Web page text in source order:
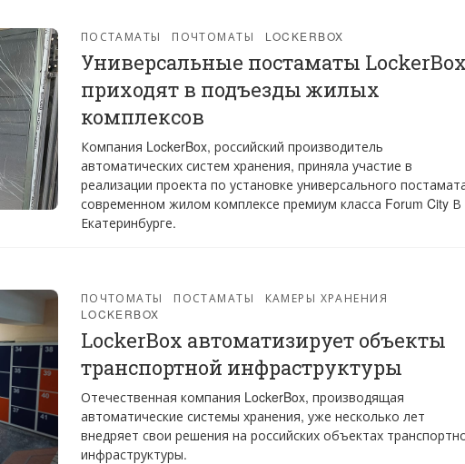
ПОСТАМАТЫ ПОЧТОМАТЫ LOCKERBOX
Универсальные постаматы LockerBox
приходят в подъезды жилых
комплексов
Компания LockerBox, российский производитель
автоматических систем хранения, приняла участие в
реализации проекта по установке универсального
современном жилом комплексе премиум класса Forum City В
Екатеринбурге.
ПОЧТОМАТЫ ПОСТАМАТЫ
КАМЕРЫ ХРАНЕНИЯ
LOCKERBOX
LockerBox автоматизирует объекты
транспортной инфраструктуры
Отечественная компания LockerBox, производящая
автоматические системы хранения, уже несколько лет
внедряет свои решения на российских объектах
инфраструктуры.